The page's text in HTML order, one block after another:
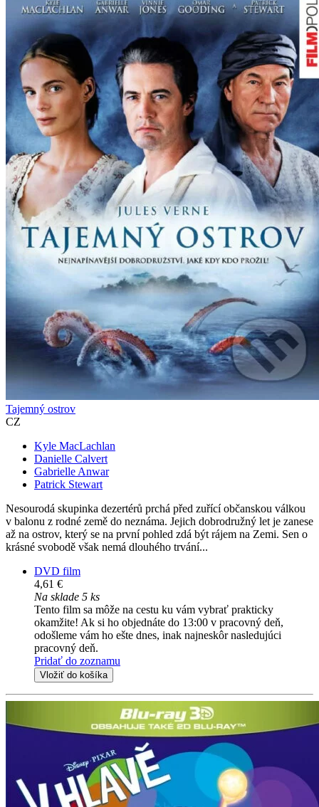
Tajemný ostrov
CZ
Kyle MacLachlan
Danielle Calvert
Gabrielle Anwar
Patrick Stewart
Nesourodá skupinka dezertérů prchá před zuřící občanskou válkou
v balonu z rodné země do neznáma. Jejich dobrodružný let je zanese
až na ostrov, který se na první pohled zdá být rájem na Zemi. Sen o
krásné svobodě však nemá dlouhého trvání...
DVD film
4,61 €
Na sklade 5 ks
Tento film sa môže na cestu ku vám vybrať prakticky
okamžite! Ak si ho objednáte do 13:00 v pracovný deň,
odošleme vám ho ešte dnes, inak najneskôr nasledujúci
pracovný deň.
Pridať do zoznamu
Vložiť do košíka